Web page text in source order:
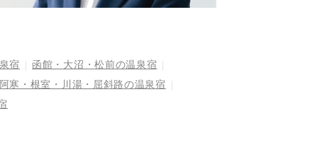
宿
函館・大沼・松前の温泉宿
寒・根室・川湯・屈斜路の温泉宿